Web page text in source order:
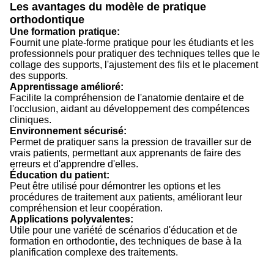
Les avantages du modèle de pratique
orthodontique
Une formation pratique:
Fournit une plate-forme pratique pour les étudiants et les
professionnels pour pratiquer des techniques telles que le
collage des supports, l'ajustement des fils et le placement
des supports.
Apprentissage amélioré:
Facilite la compréhension de l'anatomie dentaire et de
l'occlusion, aidant au développement des compétences
cliniques.
Environnement sécurisé:
Permet de pratiquer sans la pression de travailler sur de
vrais patients, permettant aux apprenants de faire des
erreurs et d'apprendre d'elles.
Éducation du patient:
Peut être utilisé pour démontrer les options et les
procédures de traitement aux patients, améliorant leur
compréhension et leur coopération.
Applications polyvalentes:
Utile pour une variété de scénarios d'éducation et de
formation en orthodontie, des techniques de base à la
planification complexe des traitements.